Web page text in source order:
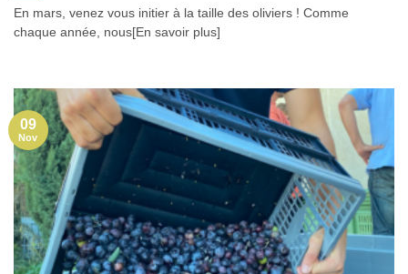
En mars, venez vous initier à la taille des oliviers ! Comme
chaque année, nous[En savoir plus]
09
Nov